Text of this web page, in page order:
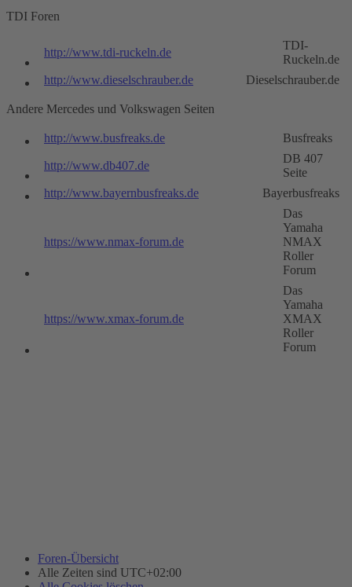
TDI Foren
http://www.tdi-ruckeln.de
TDI-
Ruckeln.de
http://www.dieselschrauber.de
Dieselschrauber.de
Andere Mercedes und Volkswagen Seiten
http://www.busfreaks.de Busfreaks
http://www.db407.de
DB 407
Seite
http://www.bayernbusfreaks.de
Bayerbusfreaks
https://www.nmax-forum.de
Das
Yamaha
NMAX
Roller
Forum
https://www.xmax-forum.de
Das
Yamaha
XMAX
Roller
Forum
Foren-Übersicht
Alle Zeiten sind UTC+02:00